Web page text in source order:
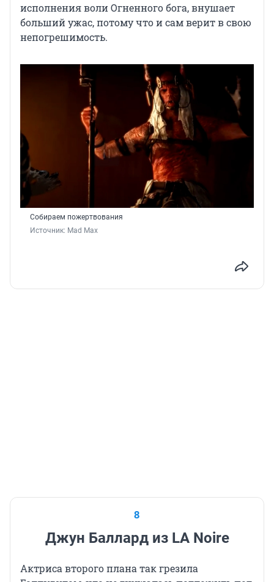
исполнения воли Огненного бога, внушает
больший ужас, потому что и сам верит в свою
непогрешимость.
Собираем пожертвования
Источник: Mad Max
8
Джун Баллард из LA Noire
Актриса второго плана так грезила